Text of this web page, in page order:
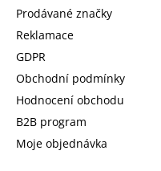
Prodávané značky
Reklamace
GDPR
Obchodní podmínky
Hodnocení obchodu
B2B program
Moje objednávka